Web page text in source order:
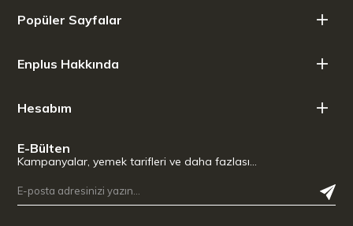
işleme)
Uzunluk: 21 cm
Popüler Sayfalar
Enplus Hakkında
Hesabım
E-Bülten
Kampanyalar, yemek tarifleri ve daha fazlası…